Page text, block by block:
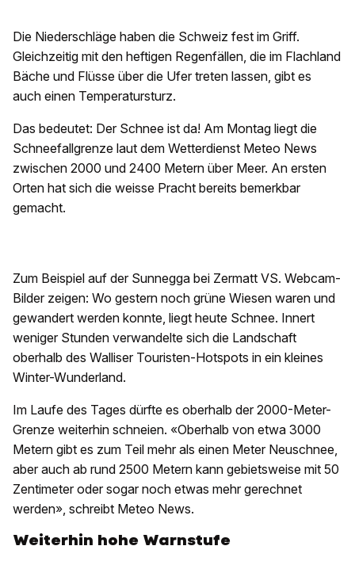
Die Niederschläge haben die Schweiz fest im Griff.
Gleichzeitig mit den heftigen Regenfällen, die im Flachland
Bäche und Flüsse über die Ufer treten lassen, gibt es
auch einen Temperatursturz.
Das bedeutet: Der Schnee ist da! Am Montag liegt die
Schneefallgrenze laut dem Wetterdienst Meteo News
zwischen 2000 und 2400 Metern über Meer. An ersten
Orten hat sich die weisse Pracht bereits bemerkbar
gemacht.
Zum Beispiel auf der Sunnegga bei Zermatt VS. Webcam-
Bilder zeigen: Wo gestern noch grüne Wiesen waren und
gewandert werden konnte, liegt heute Schnee. Innert
weniger Stunden verwandelte sich die Landschaft
oberhalb des Walliser Touristen-Hotspots in ein kleines
Winter-Wunderland.
Im Laufe des Tages dürfte es oberhalb der 2000-Meter-
Grenze weiterhin schneien. «Oberhalb von etwa 3000
Metern gibt es zum Teil mehr als einen Meter Neuschnee,
aber auch ab rund 2500 Metern kann gebietsweise mit 50
Zentimeter oder sogar noch etwas mehr gerechnet
werden», schreibt Meteo News.
Weiterhin hohe Warnstufe